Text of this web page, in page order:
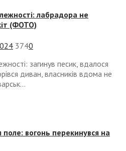
лабрадора не
(ФОТО)
3740
загинув песик, вдалося
диван, власників вдома не
поле: вогонь перекинувся на